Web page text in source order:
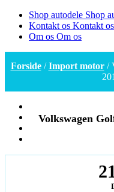
Shop autodele Shop
Kontakt os Kontakt os
Om os Om os
Forside/Import motor/
Volkswagen